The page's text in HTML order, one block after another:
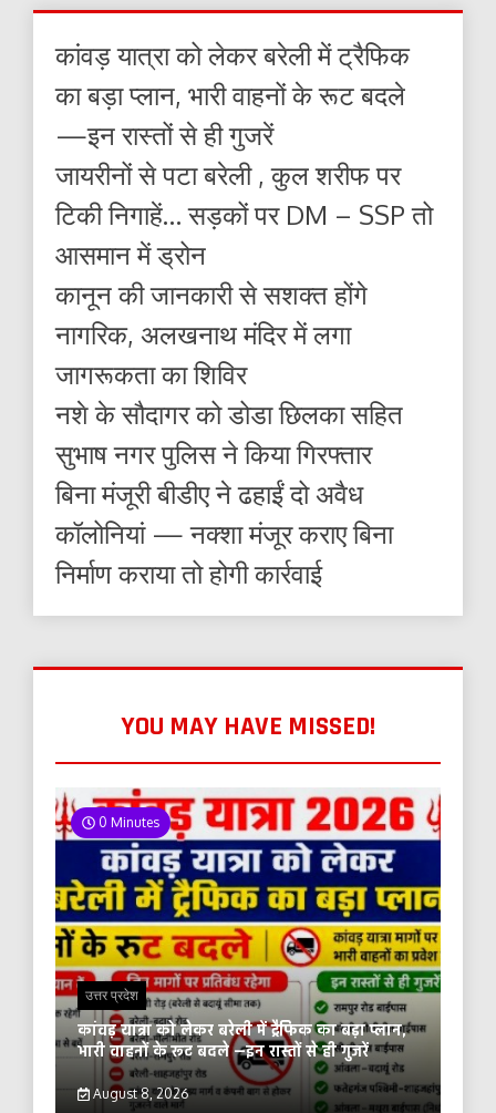
कांवड़ यात्रा को लेकर बरेली में ट्रैफिक
का बड़ा प्लान, भारी वाहनों के रूट बदले
—इन रास्तों से ही गुजरें
जायरीनों से पटा बरेली , कुल शरीफ पर
टिकी निगाहें… सड़कों पर DM – SSP तो
आसमान में ड्रोन
कानून की जानकारी से सशक्त होंगे
नागरिक, अलखनाथ मंदिर में लगा
जागरूकता का शिविर
नशे के सौदागर को डोडा छिलका सहित
सुभाष नगर पुलिस ने किया गिरफ्तार
बिना मंजूरी बीडीए ने ढहाईं दो अवैध
कॉलोनियां — नक्शा मंजूर कराए बिना
निर्माण कराया तो होगी कार्रवाई
YOU MAY HAVE MISSED!
0 Minutes
उत्तर प्रदेश
कांवड़ यात्रा को लेकर बरेली में ट्रैफिक का बड़ा प्लान,
भारी वाहनों के रूट बदले —इन रास्तों से ही गुजरें
August 8, 2026